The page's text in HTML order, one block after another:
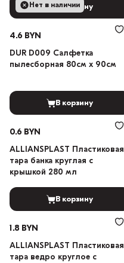
В корзину
Нет в наличии
4.6 BYN
DUR D009 Салфетка
пылесборная 80см х 90см
В корзину
0.6 BYN
ALLIANSPLAST Пластиковая
тара банка круглая с
крышкой 280 мл
В корзину
1.8 BYN
ALLIANSPLAST Пластиковая
тара ведро круглое с